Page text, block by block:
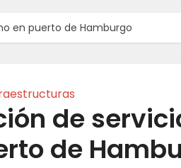
en puerto de Hamburgo
de
de